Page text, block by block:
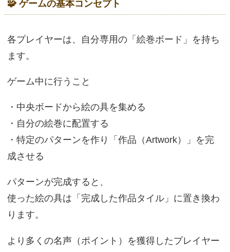
🧩 ゲームの基本コンセプト
各プレイヤーは、自分専用の「絵巻ボード」を持ち
ます。
ゲーム中に行うこと
・中央ボードから絵の具を集める
・自分の絵巻に配置する
・特定のパターンを作り「作品（Artwork）」を完
成させる
パターンが完成すると、
使った絵の具は「完成した作品タイル」に置き換わ
ります。
より多くの名声（ポイント）を獲得したプレイヤー